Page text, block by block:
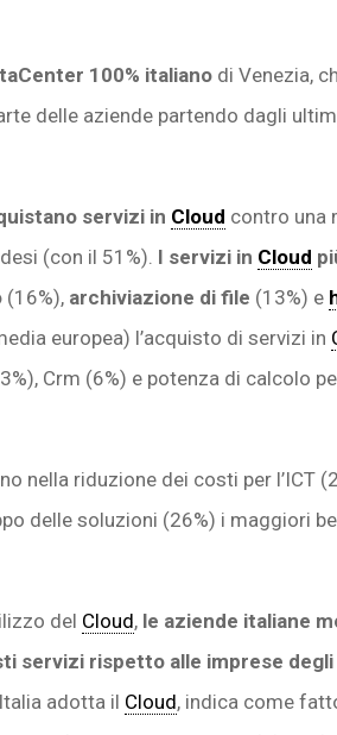
100% italiano di Venezia,
delle aziende partendo dagli
servizi in Cloud contro una
(con il 51%). I servizi in Cloud
(16%), archiviazione di file (13%) e
europea) l’acquisto di servizi in
Crm (6%) e potenza di calcolo
nella riduzione dei costi per l’ICT
delle soluzioni (26%) i maggiori
del Cloud, le aziende italiane
servizi rispetto alle imprese degli
adotta il Cloud, indica come